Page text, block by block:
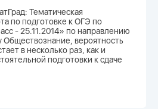
Тематическая
по подготовке к ОГЭ по
- 25.11.2014» по направлению
Обществознание, вероятность
в несколько раз, как и
подготовки к сдаче